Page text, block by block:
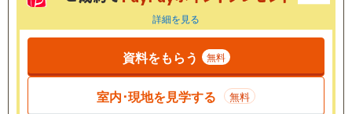
詳細を見る
資料をもらう 無料
室内･現地を見学する 無料